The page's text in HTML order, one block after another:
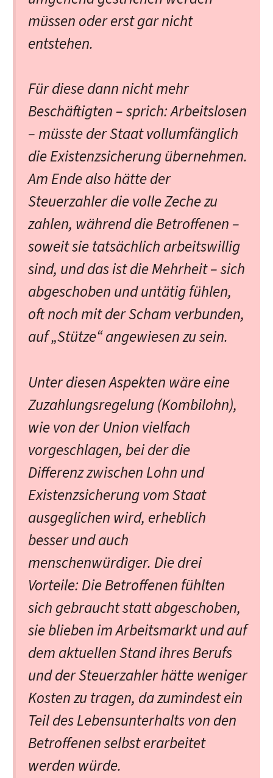
müssen oder erst gar nicht
entstehen.
Für diese dann nicht mehr
Beschäftigten – sprich: Arbeitslosen
– müsste der Staat vollumfänglich
die Existenzsicherung übernehmen.
Am Ende also hätte der
Steuerzahler die volle Zeche zu
zahlen, während die Betroffenen –
soweit sie tatsächlich arbeitswillig
sind, und das ist die Mehrheit – sich
abgeschoben und untätig fühlen,
oft noch mit der Scham verbunden,
auf „Stütze“ angewiesen zu sein.
Unter diesen Aspekten wäre eine
Zuzahlungsregelung (Kombilohn),
wie von der Union vielfach
vorgeschlagen, bei der die
Differenz zwischen Lohn und
Existenzsicherung vom Staat
ausgeglichen wird, erheblich
besser und auch
menschenwürdiger. Die drei
Vorteile: Die Betroffenen fühlten
sich gebraucht statt abgeschoben,
sie blieben im Arbeitsmarkt und auf
dem aktuellen Stand ihres Berufs
und der Steuerzahler hätte weniger
Kosten zu tragen, da zumindest ein
Teil des Lebensunterhalts von den
Betroffenen selbst erarbeitet
werden würde.